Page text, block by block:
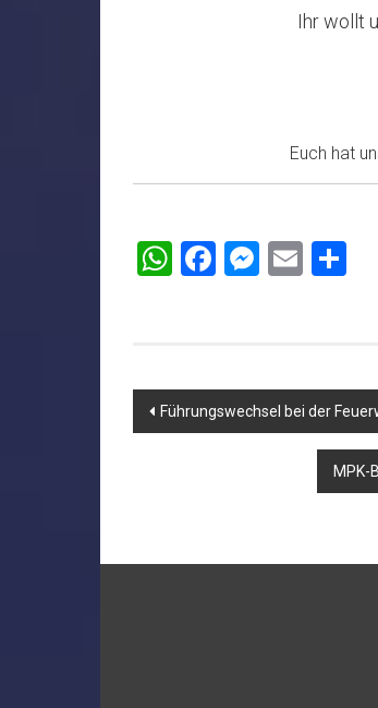
Ihr wollt
Euch hat
WhatsApp
FacebookEmail
Führungswechsel bei der
MPK-